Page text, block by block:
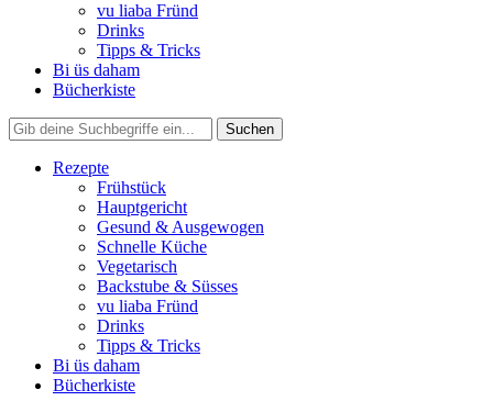
vu liaba Fründ
Drinks
Tipps & Tricks
Bi üs daham
Bücherkiste
Rezepte
Frühstück
Hauptgericht
Gesund & Ausgewogen
Schnelle Küche
Vegetarisch
Backstube & Süsses
vu liaba Fründ
Drinks
Tipps & Tricks
Bi üs daham
Bücherkiste